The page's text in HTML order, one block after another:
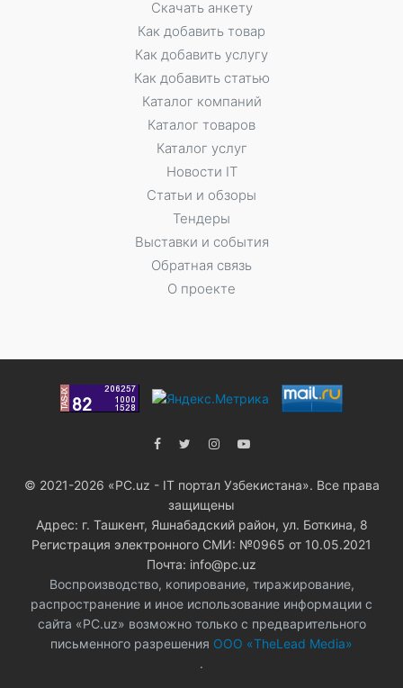
Скачать анкету
Как добавить товар
Как добавить услугу
Как добавить статью
Каталог компаний
Каталог товаров
Каталог услуг
Новости IT
Статьи и обзоры
Тендеры
Выставки и события
Обратная связь
О проекте
© 2021-2026 «PC.uz - IT портал Узбекистана». Все права
защищены
Адрес: г. Ташкент, Яшнабадский район, ул. Боткина, 8
Регистрация электронного СМИ: №0965 от 10.05.2021
Почта: info@pc.uz
Воспроизводство, копирование, тиражирование,
распространение и иное использование информации с
сайта «PC.uz» возможно только с предварительного
письменного разрешения ООО «TheLead Media»
.